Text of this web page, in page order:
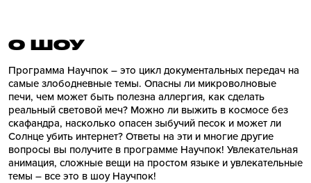
О ШОУ
Программа Научпок – это цикл документальных передач на
самые злободневные темы. Опасны ли микроволновые
печи, чем может быть полезна аллергия, как сделать
реальный световой меч? Можно ли выжить в космосе без
скафандра, насколько опасен зыбучий песок и может ли
Солнце убить интернет? Ответы на эти и многие другие
вопросы вы получите в программе Научпок! Увлекательная
анимация, сложные вещи на простом языке и увлекательные
темы – все это в шоу Научпок!